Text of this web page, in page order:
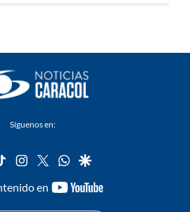
Síguenos en:
tiktok instagram
twitterwhatsapp
google
en
youtube-